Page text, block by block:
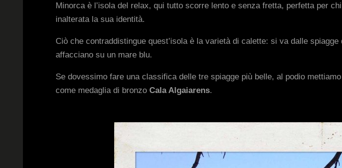
Minorca è l’isola del relax, qui tutto scorre lento e senza fretta, perfetta per
inalterata la sua identità.
Ciò che contraddistingue quest’isola è la varietà di calette: si va dalle
affacciano su un mare blu.
Se dovessimo fare una classifica delle tre spiagge più belle, al podio mettiamo
come medaglia di bronzoCala Algaiarens.